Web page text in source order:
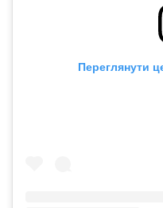
Переглянути